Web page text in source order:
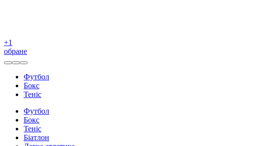
+1
обране
Футбол
Бокс
Теніс
Футбол
Бокс
Теніс
Біатлон